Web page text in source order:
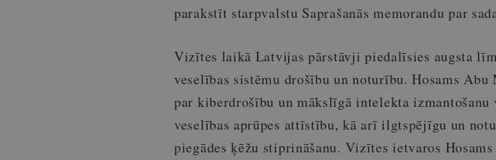
parakstīt starpvalstu Saprašanās memorandu par
Vizītes laikā Latvijas pārstāvji piedalīsies augsta
veselības sistēmu drošību un noturību. Hosams
par kiberdrošību un mākslīgā intelekta izmantošanu
veselības aprūpes attīstību, kā arī ilgtspējīgu un
piegādes ķēžu stiprināšanu. Vizītes ietvaros